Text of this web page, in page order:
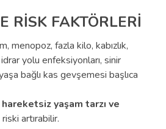
RİSK FAKTÖRLERİ
menopoz, fazla kilo, kabızlık,
yolu enfeksiyonları, sinir
bağlı kas gevşemesi başlıca
yaşam tarzı ve
artırabilir.